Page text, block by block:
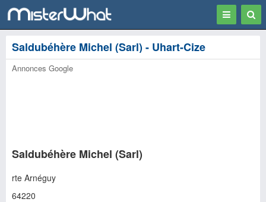
Toggle
Saldubéhère Michel (Sarl) - Uhart-Cize
Annonces Google
Saldubéhère Michel (Sarl)
rte Arnéguy
64220